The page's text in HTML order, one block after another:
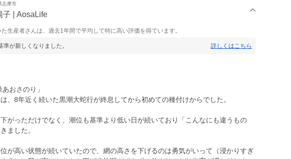
志摩市
子 | AosaLife
生産者さんは、過去1年間で平均して特に高い評価を得ています。
が新しくなりました。 詳しくはこちら
おさのり」
、8年近く続いた黒潮大蛇行が終息してから初めての種付けからでした。
がっただけでなく、潮位も基準より低い日が続いており「こんなにも違うもの
ました。
が高い状態が続いていたので、網の高さを下げるのは勇気がいって（浸かりすぎ